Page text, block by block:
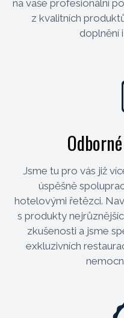
na vaše profesionální
z kvalitních
doplnění
Jsme tu pro vás již
úspěšně
hotelovými řetězci.
s produkty
zkušenosti a jsme
exkluzivních